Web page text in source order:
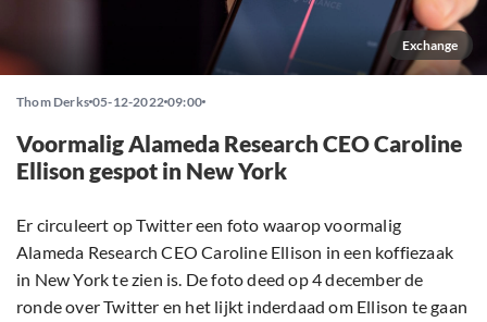
Exchange
Thom Derks 05-12-2022 09:00
Voormalig Alameda Research CEO Caroline
Ellison gespot in New York
Er circuleert op Twitter een foto waarop voormalig
Alameda Research CEO Caroline Ellison in een koffiezaak
in New York te zien is. De foto deed op 4 december de
ronde over Twitter en het lijkt inderdaad om Ellison te gaan